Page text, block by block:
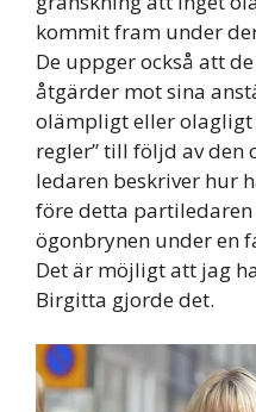
kommit fram under
De uppger också att
åtgärder mot sina
olämpligt eller
regler” till följd av den
ledaren beskriver hur
före detta partiledaren
ögonbrynen under en
Det är möjligt att jag
Birgitta gjorde det.